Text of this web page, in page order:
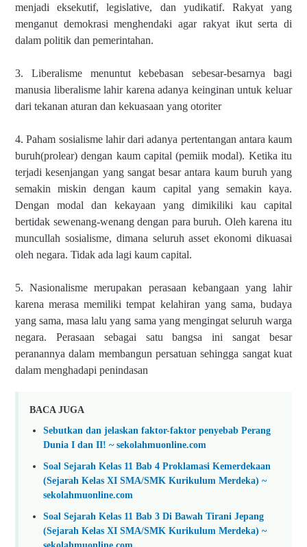
menjadi eksekutif, legislative, dan yudikatif. Rakyat yang
menganut demokrasi menghendaki agar rakyat ikut serta di
dalam politik dan pemerintahan.
3. Liberalisme menuntut kebebasan sebesar-besarnya bagi
manusia liberalisme lahir karena adanya keinginan untuk keluar
dari tekanan aturan dan kekuasaan yang otoriter
4. Paham sosialisme lahir dari adanya pertentangan antara kaum
buruh(prolear) dengan kaum capital (pemiik modal). Ketika itu
terjadi kesenjangan yang sangat besar antara kaum buruh yang
semakin miskin dengan kaum capital yang semakin kaya.
Dengan modal dan kekayaan yang dimikiliki kau capital
bertidak sewenang-wenang dengan para buruh. Oleh karena itu
muncullah sosialisme, dimana seluruh asset ekonomi dikuasai
oleh negara. Tidak ada lagi kaum capital.
5. Nasionalisme merupakan perasaan kebangaan yang lahir
karena merasa memiliki tempat kelahiran yang sama, budaya
yang sama, masa lalu yang sama yang mengingat seluruh warga
negara. Perasaan sebagai satu bangsa ini sangat besar
peranannya dalam membangun persatuan sehingga sangat kuat
dalam menghadapi penindasan
BACA JUGA
Sebutkan dan jelaskan faktor-faktor penyebab Perang
Dunia I dan II! ~ sekolahmuonline.com
Soal Sejarah Kelas 11 Bab 4 Proklamasi Kemerdekaan
(Sejarah Kelas XI SMA/SMK Kurikulum Merdeka) ~
sekolahmuonline.com
Soal Sejarah Kelas 11 Bab 3 Di Bawah Tirani Jepang
(Sejarah Kelas XI SMA/SMK Kurikulum Merdeka) ~
sekolahmuonline.com